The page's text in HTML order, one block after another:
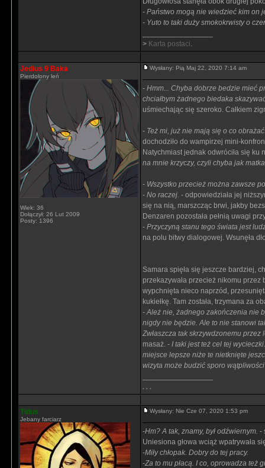
- Państwo mogą nie wiedzieć kim on
- Yuto to taki duży smokokrwisty o
> Karta postaci.
Jedius 9 Baka
Pierdolony leń
Wiek: 36
Dołączył: 26 Lut 2009
Posty: 1396
Wysłany: Pią Maj 22, 2020 7:14 am
- Hmm... Chyba dobrze bedzie mieć
chciałbym żadnego biedaka
uśmiechając się szeroko. Całkiem
- Też mi, już nie mają się o co
dochodziło do wampirzej mini-
Natychmiast jednak odwróciła się ku
na mnie krzyczy, czyli chyba jak
- Wszystko przecież można zawsze
- No raczej. - odpowiedziała jej
się na nią, marszcząc brwi, jakby
Denzaren pozostała pełnią uwagi
- Przyczyną stanu tego świata jest
na polu bitwy dialogowej. Wsunęła
Samara spięła się jeszcze bardziej,
przekazywała przecież nikomu przez
wypchnięta nieco naprzód,
kukiełkę. Tam została, trzymana za
-Ależ nie, żadnego zakończenia nie
nigdy nie będzie. Ale to nie stanowi
Zwłaszcza tak skrzywdzonemu przez
masaż. - I taki jest też cel tej
miejsce lepsze niże te nietknięte
wizyta może budzić sporo
. . .
Tidus
Jebany farciarz
Wysłany: Nie Cze 07, 2020 1:53 pm
-Hm? A tak, znamy, był odźwiernym. -
Uniesiona głowa wciąż wpatrywała
-Miły chłopak. Dobry do tej pracy.
-Za to mu płacą. I co, oprowadza też